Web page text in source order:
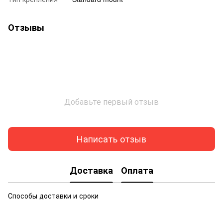
Отзывы
Добавьте первый отзыв
Написать отзыв
Доставка Оплата
Способы доставки и сроки